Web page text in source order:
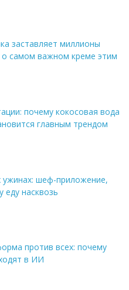
заставляет миллионы
самом важном креме этим
почему кокосовая вода
главным трендом
ужинах: шеф-приложение,
еду насквозь
против всех: почему
в ИИ